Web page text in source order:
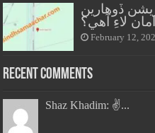
ڏوهارين
لاءِ آهي؟
February 12,
Recent Comments
Shaz Khadim: ✌️...